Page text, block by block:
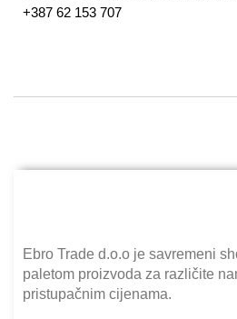
+387 62 153 707
Ebro Trade d.o.o je savremeni
paletom proizvoda za različite
pristupačnim cijenama.